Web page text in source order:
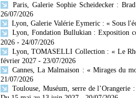
Paris, Galerie Sophie Scheidecker :
26/07/2026
Lyon, Galerie Valérie Eymeric : « Sous
Lyon, Fondation Bullukian : Exposition
2026 - 24/07/2026
Lyon, TOMASELLI Collection : « Le
février 2027 - 23/07/2026
Cannes, La Malmaison : « Mirages du
21/07/2026
Toulouse, Muséum, serre de